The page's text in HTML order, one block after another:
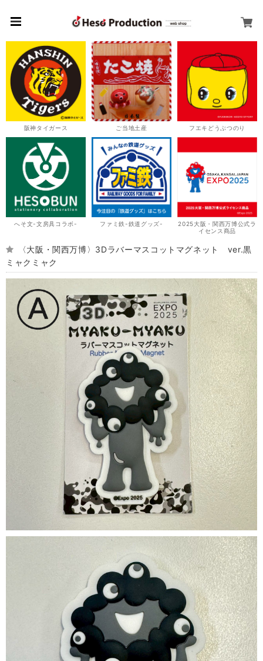
阪神タイガース ご当地土産 フエキどうぶつのり
へそ文-文房具コラボ- ファミ鉄-鉄道グッズ-
2025大阪・関西万博公式ラ
イセンス商品
〈大阪・関西万博〉3Dラバーマスコットマグネット ver.黒
ミャクミャク